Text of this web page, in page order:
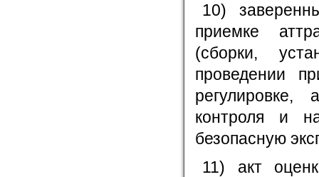
10)
приемке
(сборки,
проведении
регулировке,
контроля и
безопасную
11) акт